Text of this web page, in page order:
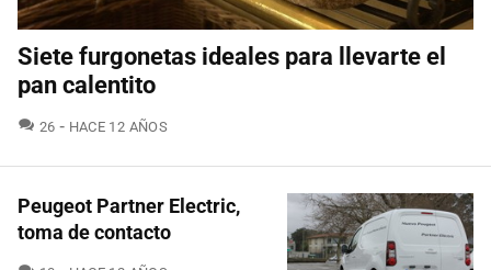
Siete furgonetas ideales para llevarte el
pan calentito
26 COMENTARIOS
HACE 12 AÑOS
Peugeot Partner Electric,
toma de contacto